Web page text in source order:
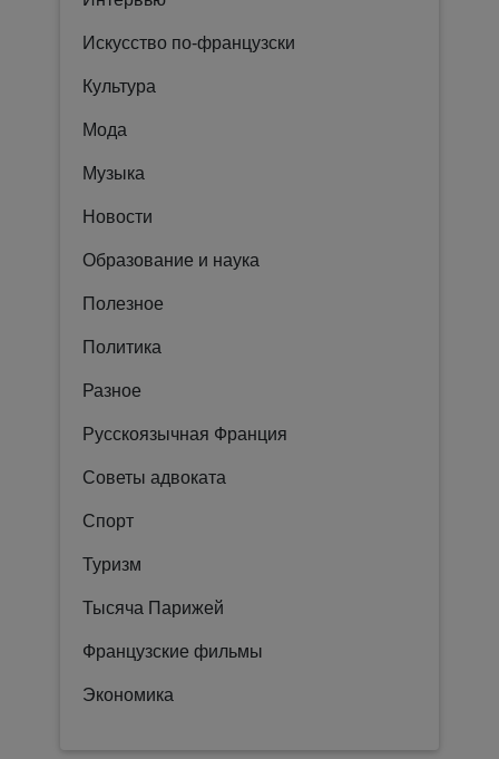
Искусство по-французски
Культура
Мода
Музыка
Новости
Образование и наука
Полезное
Политика
Разное
Русскоязычная Франция
Советы адвоката
Спорт
Туризм
Тысяча Парижей
Французские фильмы
Экономика